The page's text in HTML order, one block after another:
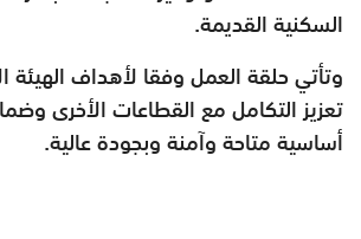
السكنية القديمة.
وتأتي حلقة العمل وفقا لأهداف الهيئة
تعزيز التكامل مع القطاعات الأخرى
أساسية متاحة وآمنة وبجودة عالية.